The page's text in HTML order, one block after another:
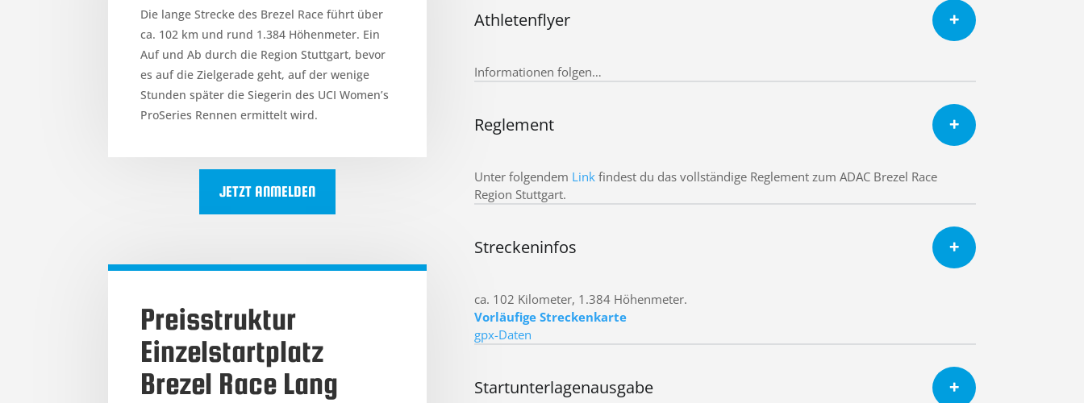
Die lange Strecke des Brezel Race führt über
ca. 102 km und rund 1.384 Höhenmeter. Ein
Auf und Ab durch die Region Stuttgart, bevor
es auf die Zielgerade geht, auf der wenige
Stunden später die Siegerin des UCI Women’s
ProSeries Rennen ermittelt wird.
JETZT ANMELDEN
Preisstruktur
Einzelstartplatz
Brezel Race Lang
Athletenflyer
Informationen folgen…
Reglement
Unter folgendem Link findest du das vollständige Reglement zum ADAC Brezel Race
Region Stuttgart.
Streckeninfos
ca. 102 Kilometer, 1.384 Höhenmeter.
Vorläufige Streckenkarte
gpx-Daten
Startunterlagenausgabe